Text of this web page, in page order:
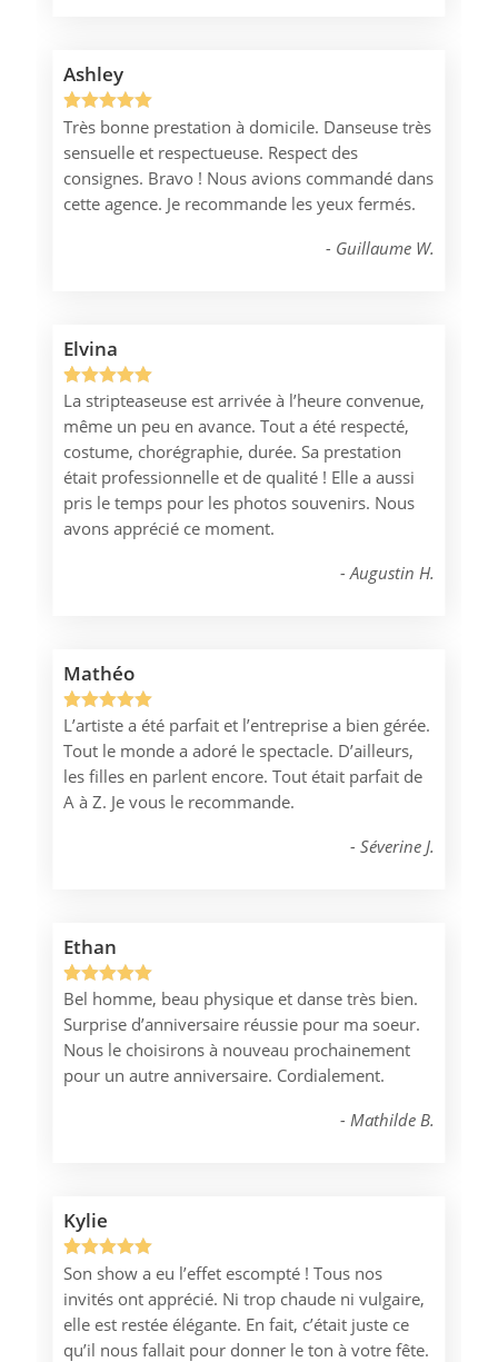
Ashley
Noté5.00
sur 5
basé sur
1
notation
Très bonne prestation à domicile. Danseuse très
sensuelle et respectueuse. Respect des
consignes. Bravo ! Nous avions commandé dans
cette agence. Je recommande les yeux fermés.
Guillaume W.
Elvina
Noté5.00
sur 5
basé sur
1
notation
client
La stripteaseuse est arrivée à l’heure convenue,
même un peu en avance. Tout a été respecté,
costume, chorégraphie, durée. Sa prestation
était professionnelle et de qualité ! Elle a aussi
pris le temps pour les photos souvenirs. Nous
avons apprécié ce moment.
Augustin H.
Mathéo
Noté5.00
sur 5
basé sur
1
notation
L’artiste a été parfait et l’entreprise a bien gérée.
Tout le monde a adoré le spectacle. D’ailleurs,
les filles en parlent encore. Tout était parfait de
A à Z. Je vous le recommande.
Séverine J.
Ethan
Noté5.00
sur 5
basé sur
1
notation
Bel homme, beau physique et danse très bien.
Surprise d’anniversaire réussie pour ma soeur.
Nous le choisirons à nouveau prochainement
pour un autre anniversaire. Cordialement.
Mathilde B.
Kylie
Noté5.00
sur 5
basé sur
1
notation
Son show a eu l’effet escompté ! Tous nos
invités ont apprécié. Ni trop chaude ni vulgaire,
elle est restée élégante. En fait, c’était juste ce
qu’il nous fallait pour donner le ton à votre fête.